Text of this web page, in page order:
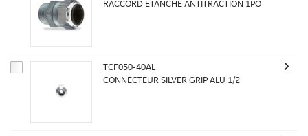
RACCORD ETANCHE ANTITRACTION 1PO
TCF050-40AL
CONNECTEUR SILVER GRIP ALU 1/2